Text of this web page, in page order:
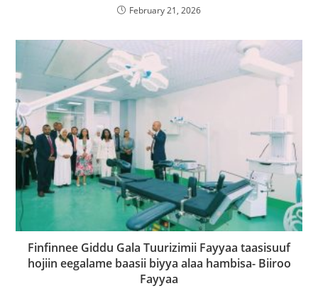
February 21, 2026
Finfinnee Giddu Gala Tuurizimii Fayyaa taasisuuf
hojiin eegalame baasii biyya alaa hambisa- Biiroo
Fayyaa